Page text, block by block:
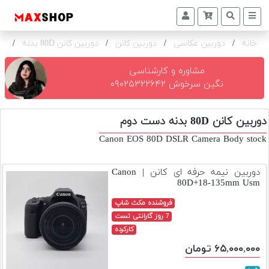
دوربین
و
تجهیزات
و
اکسسوری
دوم
دوربین
و
خانه / دوربین عکاسی / دوربین کانن / دوربین کانن 80D بدنه /
مشاوره و کارشناسی
نگین سرخوش ۰۹۰۲۵۳۲۲۶۴۲
دوربین کانن 80D بدنه دست دوم
Canon EOS 80D DSLR Camera Body stock
دوربین نیمه حرفه ای کانن | Canon
80D+18-135mm Usm
فروشنده مکث شاپ
7 روز گارانتی تست
کارکرده
۶۵,۰۰۰,۰۰۰ تومان